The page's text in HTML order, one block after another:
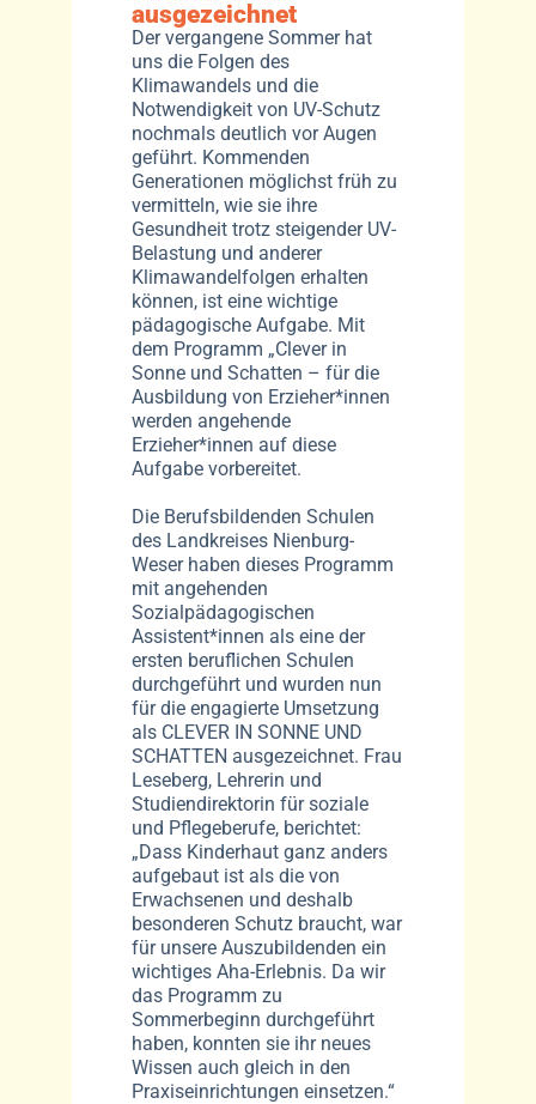
ausgezeichnet
Der vergangene Sommer hat
uns die Folgen des
Klimawandels und die
Notwendigkeit von UV-Schutz
nochmals deutlich vor Augen
geführt. Kommenden
Generationen möglichst früh zu
vermitteln, wie sie ihre
Gesundheit trotz steigender UV-
Belastung und anderer
Klimawandelfolgen erhalten
können, ist eine wichtige
pädagogische Aufgabe. Mit
dem Programm „Clever in
Sonne und Schatten – für die
Ausbildung von Erzieher*innen
werden angehende
Erzieher*innen auf diese
Aufgabe vorbereitet.
Die Berufsbildenden Schulen
des Landkreises Nienburg-
Weser haben dieses Programm
mit angehenden
Sozialpädagogischen
Assistent*innen als eine der
ersten beruflichen Schulen
durchgeführt und wurden nun
für die engagierte Umsetzung
als CLEVER IN SONNE UND
SCHATTEN ausgezeichnet. Frau
Leseberg, Lehrerin und
Studiendirektorin für soziale
und Pflegeberufe, berichtet:
„Dass Kinderhaut ganz anders
aufgebaut ist als die von
Erwachsenen und deshalb
besonderen Schutz braucht, war
für unsere Auszubildenden ein
wichtiges Aha-Erlebnis. Da wir
das Programm zu
Sommerbeginn durchgeführt
haben, konnten sie ihr neues
Wissen auch gleich in den
Praxiseinrichtungen einsetzen.“